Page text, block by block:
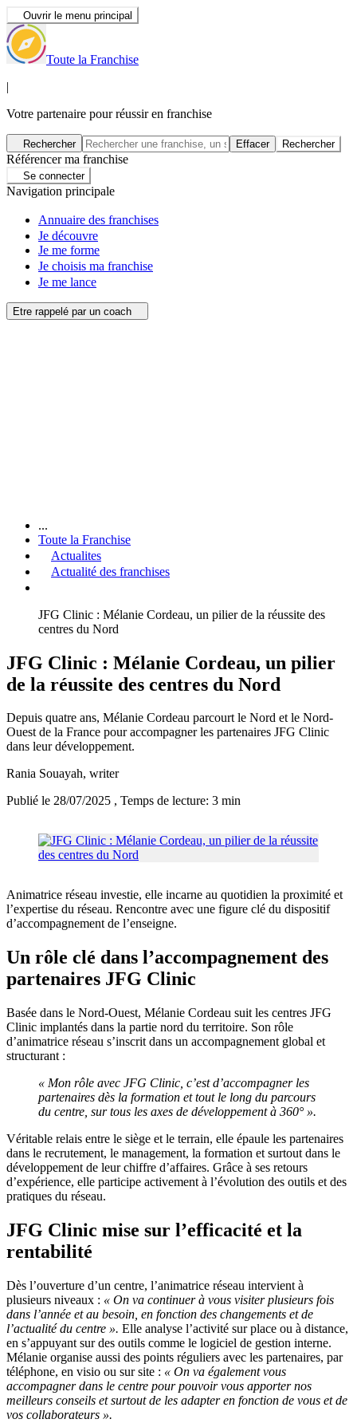
Ouvrir le menu principal
Toute la Franchise
|
Votre partenaire pour réussir en franchise
Rechercher Effacer Rechercher
Référencer ma franchise
Se connecter
Navigation principale
Annuaire des franchises
Je découvre
Je me forme
Je choisis ma franchise
Je me lance
Etre rappelé par un coach
...
Toute la Franchise
Actualites
Actualité des franchises
JFG Clinic : Mélanie Cordeau, un pilier de la réussite des
centres du Nord
JFG Clinic : Mélanie Cordeau, un pilier
de la réussite des centres du Nord
Depuis quatre ans, Mélanie Cordeau parcourt le Nord et le Nord-
Ouest de la France pour accompagner les partenaires JFG Clinic
dans leur développement.
Rania Souayah, writer
Publié le 28/07/2025 , Temps de lecture: 3 min
Animatrice réseau investie, elle incarne au quotidien la proximité et
l’expertise du réseau. Rencontre avec une figure clé du dispositif
d’accompagnement de l’enseigne.
Un rôle clé dans l’accompagnement des
partenaires JFG Clinic
Basée dans le Nord-Ouest, Mélanie Cordeau suit les centres JFG
Clinic implantés dans la partie nord du territoire. Son rôle
d’animatrice réseau s’inscrit dans un accompagnement global et
structurant :
« Mon rôle avec JFG Clinic, c’est d’accompagner les
partenaires dès la formation et tout le long du parcours
du centre, sur tous les axes de développement à 360° ».
Véritable relais entre le siège et le terrain, elle épaule les partenaires
dans le recrutement, le management, la formation et surtout dans le
développement de leur chiffre d’affaires. Grâce à ses retours
d’expérience, elle participe activement à l’évolution des outils et des
pratiques du réseau.
JFG Clinic mise sur l’efficacité et la
rentabilité
Dès l’ouverture d’un centre, l’animatrice réseau intervient à
plusieurs niveaux : « On va continuer à vous visiter plusieurs fois
dans l’année et au besoin, en fonction des changements et de
l’actualité du centre ». Elle analyse l’activité sur place ou à distance,
en s’appuyant sur des outils comme le logiciel de gestion interne.
Mélanie organise aussi des points réguliers avec les partenaires, par
téléphone, en visio ou sur site : « On va également vous
accompagner dans le centre pour pouvoir vous apporter nos
meilleurs conseils et surtout de les adapter en fonction de vous et de
vos collaborateurs ».